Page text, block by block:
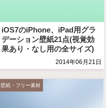
iOS7のiPhone、iPad用グラ
デーション壁紙21点(視覚効
果あり・なし用の全サイズ)
2014年06月21日
壁紙・フリー素材